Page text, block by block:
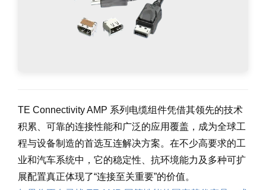
TE Connectivity AMP 系列电缆组件凭借其领先的技术
积累、可靠的连接性能和广泛的应用覆盖，成为全球工
程与设备制造的首选互连解决方案。在不少高要求的工
业和汽车系统中，它的稳定性、抗环境能力及多种可扩
展配置真正体现了“连接至关重要”的价值。